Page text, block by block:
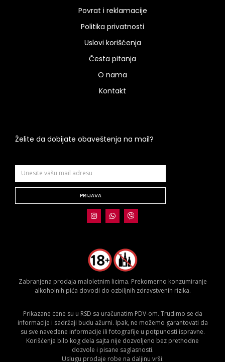
Povrat i reklamacije
Politika privatnosti
Uslovi korišćenja
Česta pitanja
O nama
Kontakt
Želite da dobijate obaveštenja na mail?
PRIJAVA
Zabranjena prodaja maloletnim licima. Prekomerno konzumiranje
alkoholnih pića dovodi do ozbiljnih zdravstvenih rizika.
Prikazane cene su u RSD sa uračunatim PDV-om. Trudimo se da
informacije i sadržaji budu ažurni. Ipak, ne možemo garantovati da
su sve navedene informacije ili fotografije u potpunosti ispravne.
Korišćenje bilo kog dela sajta nije dozvoljeno bez prethodne
dozvole i pisane saglasnosti.
Uslugu prodaje robe na daljinu vrši: